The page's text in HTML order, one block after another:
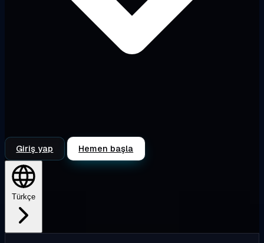
Giriş yap Hemen başla
Türkçe